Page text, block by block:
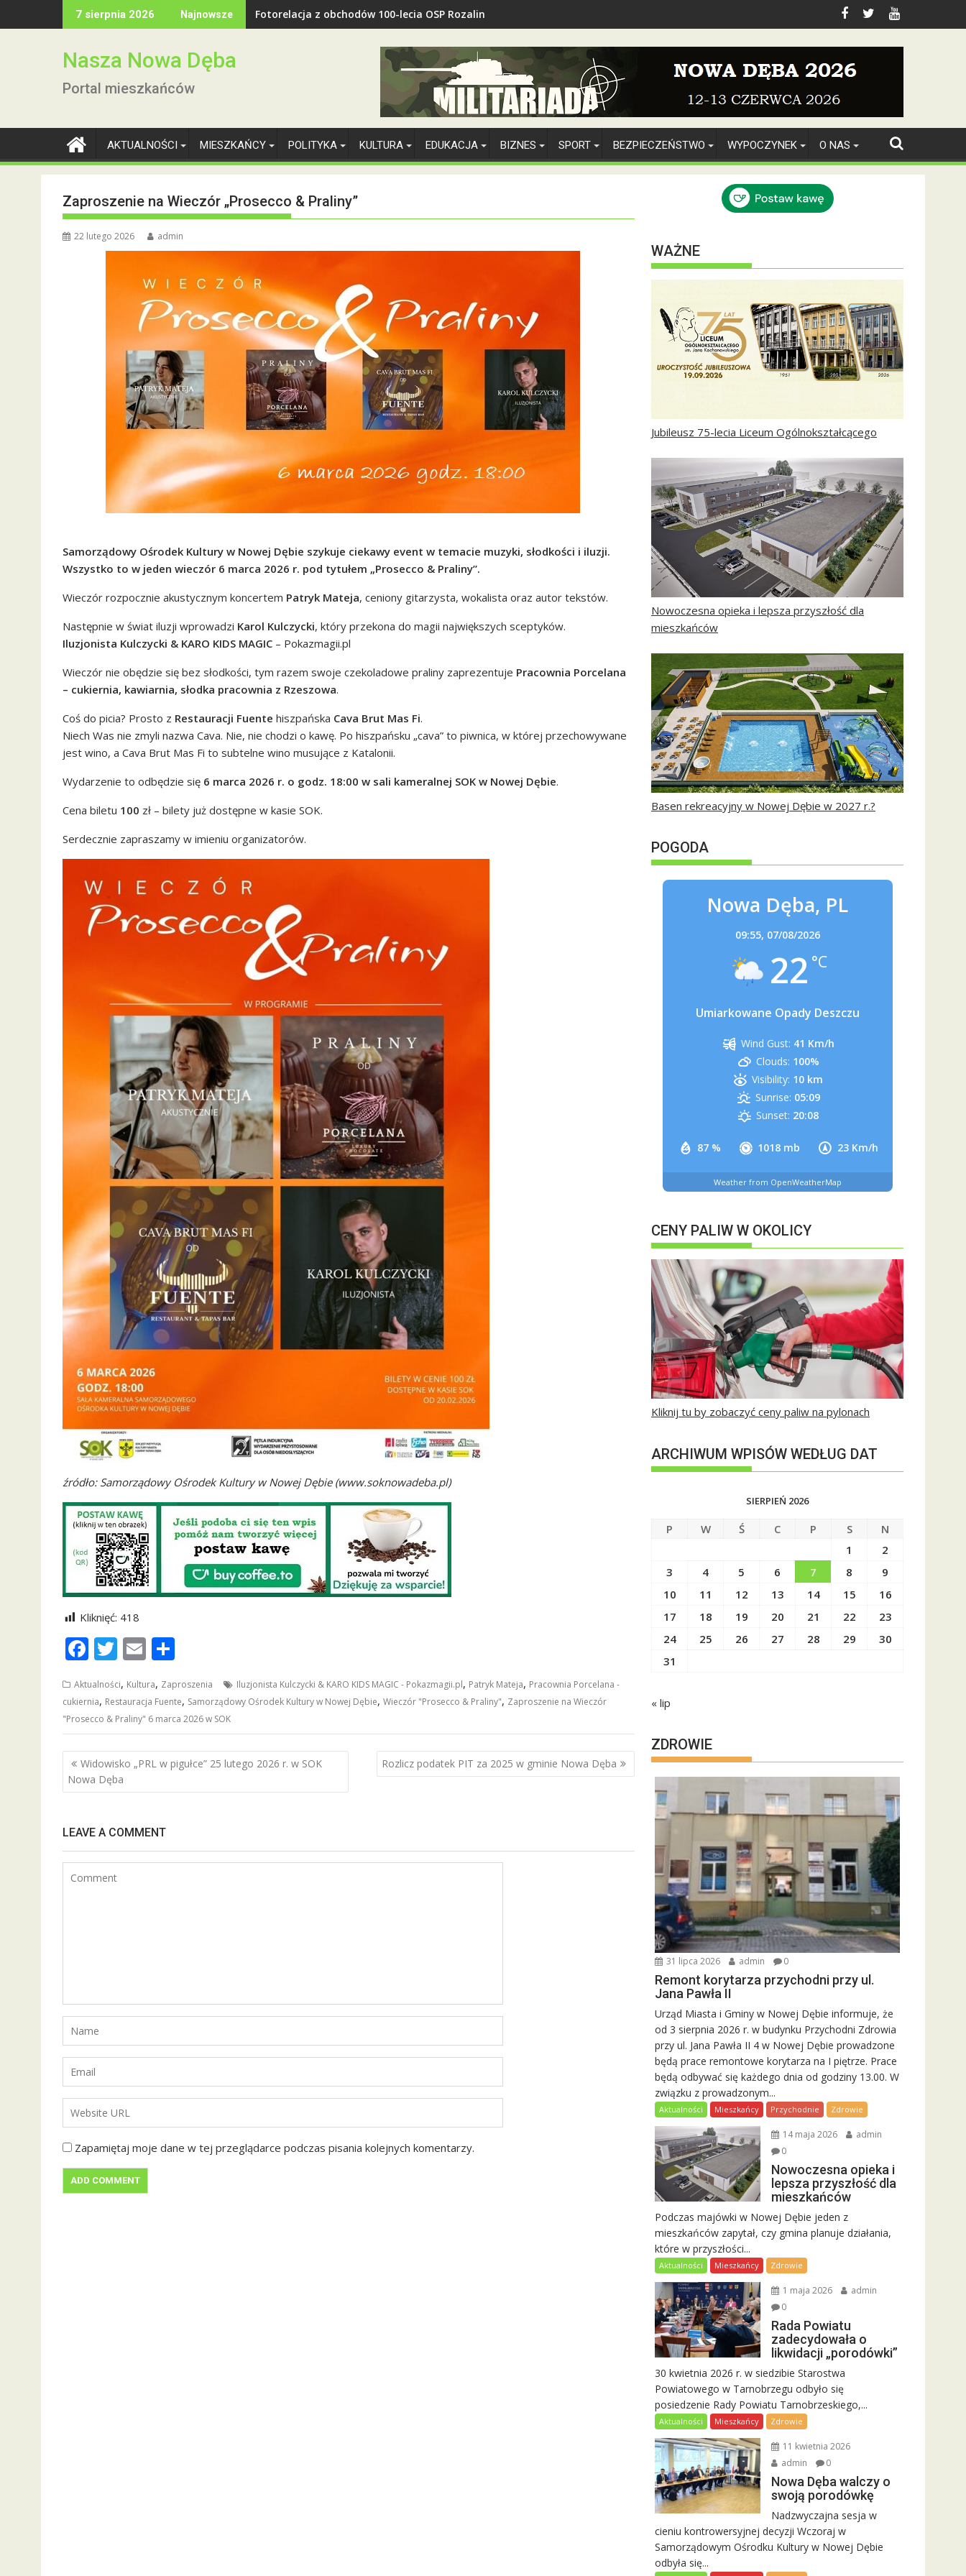
to
7 sierpnia 2026 Najnowsze Fotorelacja z obchodów 100-lecia OSP Rozalin
Nasza Nowa Dęba
Portal mieszkańców
AKTUALNOŚCI MIESZKAŃCY POLITYKA KULTURA EDUKACJA BIZNES SPORT BEZPIECZEŃSTWO WYPOCZYNEK O NAS
Zaproszenie na Wieczór „Prosecco & Praliny”
22 lutego 2026 admin
Samorządowy Ośrodek Kultury w Nowej Dębie szykuje ciekawy event w temacie muzyki, słodkości i iluzji.
Wszystko to w jeden wieczór 6 marca 2026 r. pod tytułem „Prosecco & Praliny”.
Wieczór rozpocznie akustycznym koncertem Patryk Mateja, ceniony gitarzysta, wokalista oraz autor tekstów.
Następnie w świat iluzji wprowadzi Karol Kulczycki, który przekona do magii największych sceptyków.
Iluzjonista Kulczycki & KARO KIDS MAGIC – Pokazmagii.pl
Wieczór nie obędzie się bez słodkości, tym razem swoje czekoladowe praliny zaprezentuje Pracownia Porcelana
– cukiernia, kawiarnia, słodka pracownia z Rzeszowa.
Coś do picia? Prosto z Restauracji Fuente hiszpańska Cava Brut Mas Fi.
Niech Was nie zmyli nazwa Cava. Nie, nie chodzi o kawę. Po hiszpańsku „cava” to piwnica, w której przechowywane
jest wino, a Cava Brut Mas Fi to subtelne wino musujące z Katalonii.
Wydarzenie to odbędzie się 6 marca 2026 r. o godz. 18:00 w sali kameralnej SOK w Nowej Dębie.
Cena biletu 100 zł – bilety już dostępne w kasie SOK.
Serdecznie zapraszamy w imieniu organizatorów.
źródło: Samorządowy Ośrodek Kultury w Nowej Dębie (www.soknowadeba.pl)
Kliknięć: 418
F
e
b
o
o
k
T
itt
er
E
ai
l
ar
e
Aktualności, Kultura, Zaproszenia Iluzjonista Kulczycki & KARO KIDS MAGIC - Pokazmagii.pl, Patryk Mateja, Pracownia Porcelana -
cukiernia, Restauracja Fuente, Samorządowy Ośrodek Kultury w Nowej Dębie, Wieczór "Prosecco & Praliny", Zaproszenie na Wieczór
"Prosecco & Praliny" 6 marca 2026 w SOK
Nawigacja
wpisu
Widowisko „PRL w pigułce” 25 lutego 2026 r. w SOK
Nowa Dęba
Rozlicz podatek PIT za 2025 w gminie Nowa Dęba
LEAVE A COMMENT
Zapamiętaj moje dane w tej przeglądarce podczas pisania kolejnych komentarzy.
WAŻNE
Jubileusz 75-lecia Liceum Ogólnokształcącego
Nowoczesna opieka i lepsza przyszłość dla
mieszkańców
Basen rekreacyjny w Nowej Dębie w 2027 r.?
POGODA
Nowa Dęba, PL
09:55, 07/08/2026
22 °C
Umiarkowane Opady Deszczu
87 % 1018 mb 23 Km/h
Wind Gust: 41 Km/h
Clouds: 100%
Visibility: 10 km
Sunrise: 05:09
Sunset: 20:08
Weather from OpenWeatherMap
CENY PALIW W OKOLICY
Kliknij tu by zobaczyć ceny paliw na pylonach
ARCHIWUM WPISÓW WEDŁUG DAT
SIERPIEŃ 2026
P W Ś C P S
N
1
2
3
4 5 6 7 8
9
10
11 12 13 14 15
16
17
18 19 20 21 22
23
24
25 26 27 28 29
30
31
« lip
ZDROWIE
31 lipca 2026 admin 0
Remont korytarza przychodni przy ul.
Jana Pawła II
Urząd Miasta i Gminy w Nowej Dębie informuje, że
od 3 sierpnia 2026 r. w budynku Przychodni Zdrowia
przy ul. Jana Pawła II 4 w Nowej Dębie prowadzone
będą prace remontowe korytarza na I piętrze. Prace
będą odbywać się każdego dnia od godziny 13.00. W
związku z prowadzonym...
Aktualności Mieszkańcy Przychodnie Zdrowie
14 maja 2026
admin
0
Nowoczesna opieka i
lepsza przyszłość dla
mieszkańców
Podczas majówki w Nowej Dębie jeden z
mieszkańców zapytał, czy gmina planuje działania,
które w przyszłości...
Aktualności Mieszkańcy Zdrowie
1 maja 2026
admin
0
Rada Powiatu
zadecydowała o
likwidacji „porodówki”
30 kwietnia 2026 r. w siedzibie Starostwa
Powiatowego w Tarnobrzegu odbyło się
posiedzenie Rady Powiatu Tarnobrzeskiego,...
Aktualności Mieszkańcy Zdrowie
11 kwietnia 2026
admin
0
Nowa Dęba walczy o
swoją porodówkę
Nadzwyczajna sesja w
cieniu kontrowersyjnej decyzji Wczoraj w
Samorządowym Ośrodku Kultury w Nowej Dębie
odbyła się...